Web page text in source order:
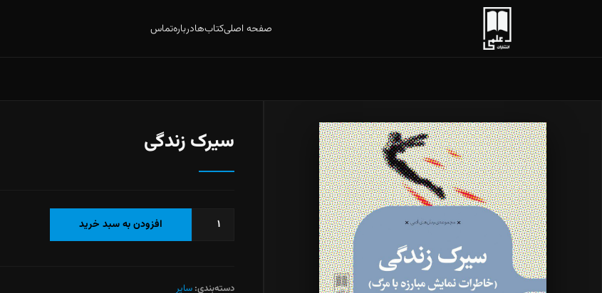
صفحه اصلیکتاب‌هادربارهتماس
سیرک زندگی
سیرک
افزودن به سبد خرید
دسته‌بندی: سایر